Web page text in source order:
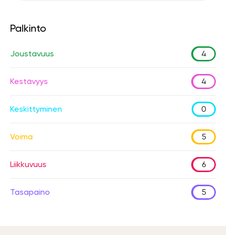
Palkinto
Joustavuus 4
Kestävyys 4
Keskittyminen 0
Voima 5
Liikkuvuus 6
Tasapaino 5